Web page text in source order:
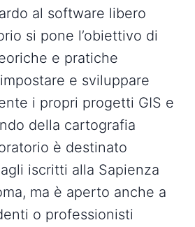
al software libero
si pone l’obiettivo di
e pratiche
e sviluppare
i propri progetti GIS e
della cartografia
è destinato
iscritti alla Sapienza
ma è aperto anche a
o professionisti